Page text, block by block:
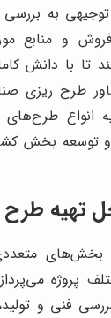
به بررسی
فروش و منابع
تا با دانش
طرح ریزی
طرح‌های
بخش
تهیه
بخش‌های
پروژه
فنی و